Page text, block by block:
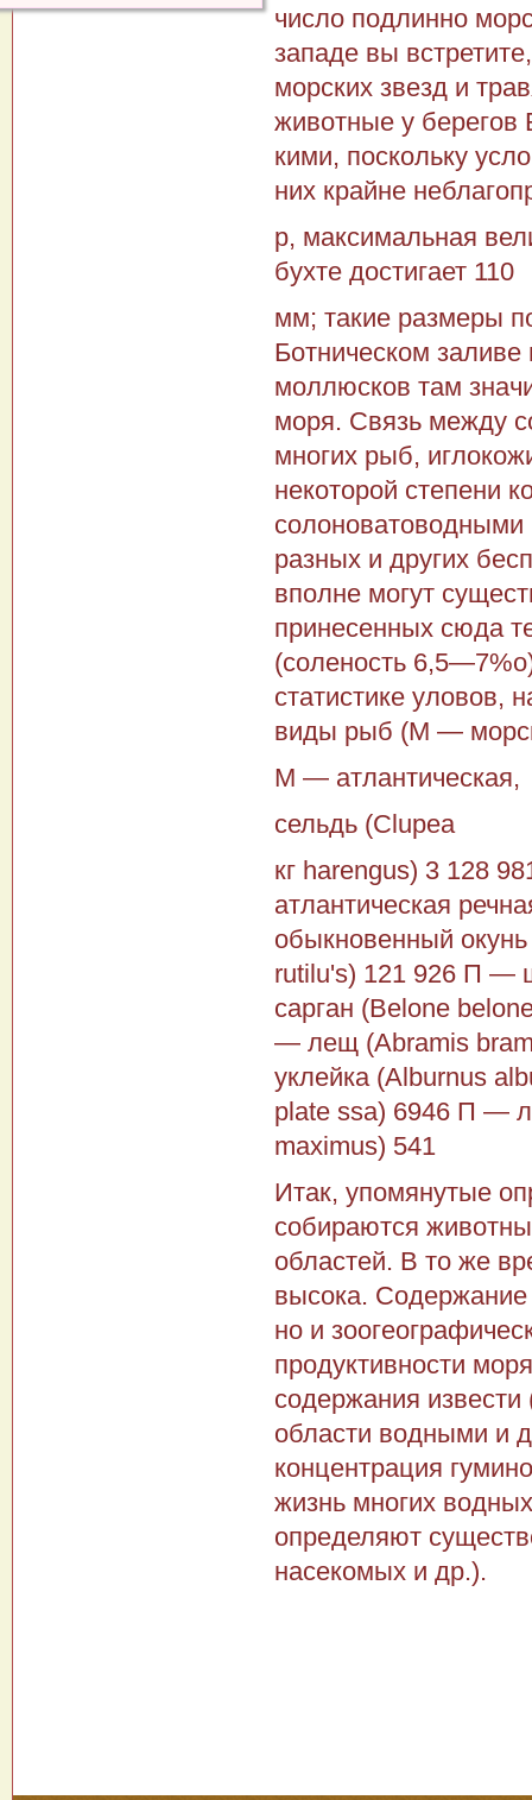
число подлинно
западе вы
морских звезд и
животные у бе­регов
кими, поскольку
них крайне
р, максимальная
бухте достигает 110
мм; такие размеры
Ботническом
моллюсков там
моря. Связь между
многих рыб,
некоторой степени
разных и других
вполне могут
принесенных сюда
(соле­ность
статистике
виды рыб (М —
М — атлантическая,
сельдь (Clupea
кг harengus) 3 128
атлантическая
обыкновенный
rutilu's) 121 926 П —
сарган (Belone
— лещ (Abramis
уклейка (Alburnus
plate ssa) 6946 П —
maximus) 541
Итак, упомянутые
собираются
областей. В то же
высока. Содержание
но и
продуктивности
содержания извести
области водными и
концентрация
жизнь многих
определяют
насе­комых и др.).